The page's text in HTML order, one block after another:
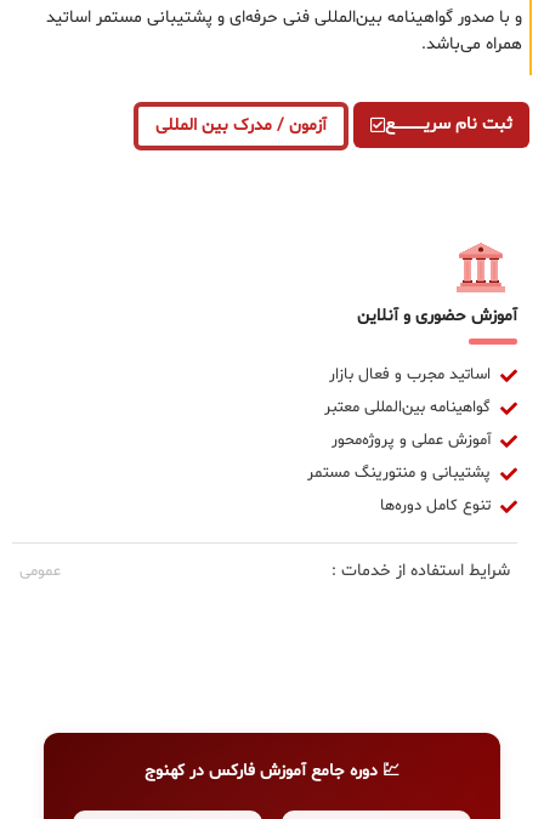
و با صدور گواهینامه بین‌المللی فنی حرفه‌ای و پشتیبانی مستمر اساتید
همراه می‌باشد.
ثبت نام سریــــــــــــع آزمون / مدرک بین المللی
آموزش حضوری و آنلاین
اساتید مجرب و فعال بازار
گواهینامه بین‌المللی معتبر
آموزش عملی و پروژه‌محور
پشتیبانی و منتورینگ مستمر
تنوع کامل دوره‌ها
شرایط استفاده از خدمات : عمومی
💹 دوره جامع آموزش فارکس در کهنوج